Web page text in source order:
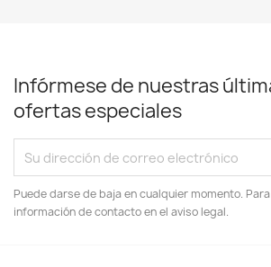
Infórmese de nuestras
ofertas especiales
Puede darse de baja en cualquier momento.
información de contacto en el aviso legal.